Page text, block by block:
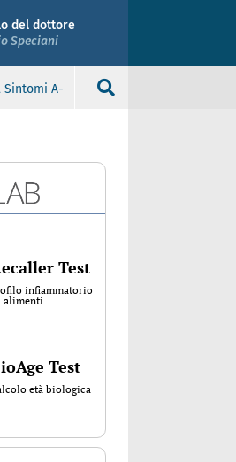
del dottore
Speciani
A-
Test
infiammatorio
alimenti
Test
età biologica